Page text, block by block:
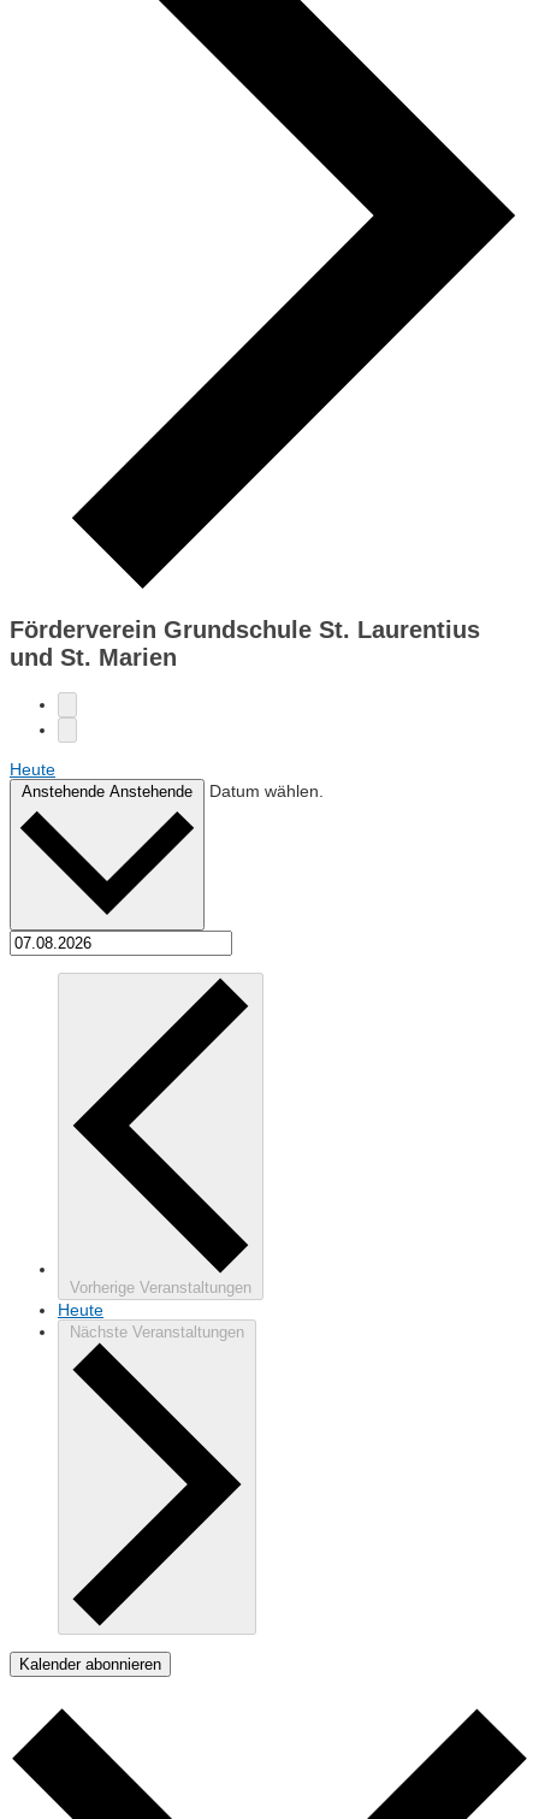
Förderverein Grundschule St. Laurentius
und St. Marien
Heute
Anstehende Anstehende Datum wählen.
Vorherige Veranstaltungen
Heute
Nächste Veranstaltungen
Kalender abonnieren